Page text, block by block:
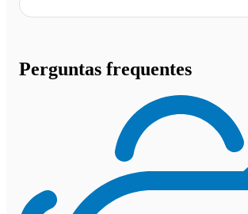
Perguntas frequentes